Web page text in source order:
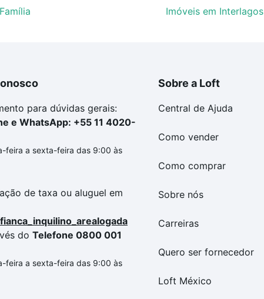
Imóveis em Interlagos
para dúvidas gerais:
e WhatsApp: +55 11 4020-
feira a sexta-feira das 9:00 às
de taxa ou aluguel em
do Telefone 0800 001
feira a sexta-feira das 9:00 às
Sobre a Loft
Central de Ajuda
Como vender
Como comprar
Sobre nós
Carreiras
Quero ser fornecedor
Loft México